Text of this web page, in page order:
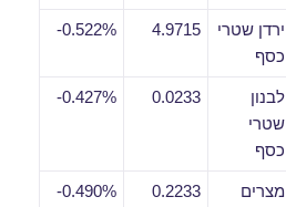
ירדן שטרי
כסף
4.9715
0.522%-
לבנון
שטרי
כסף
0.0233
0.427%-
מצרים
0.2233
0.490%-